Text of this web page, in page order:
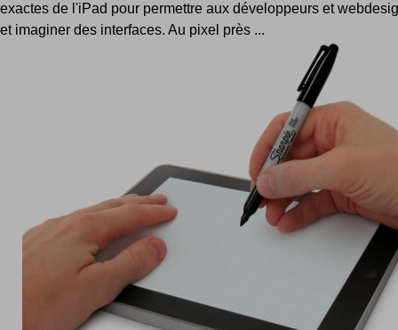
exactes de l'iPad pour permettre aux développeurs et
et imaginer des interfaces. Au pixel près ...